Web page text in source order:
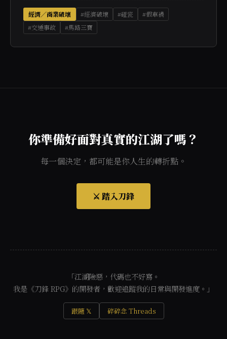
經濟／商業破壞 #經濟破壞 #碰瓷
#假車禍
#交通事故
#馬路三寶
你準備好面對真實的江湖了嗎？
每一個決定，都可能是你人生的轉折點。
⚔️ 踏入刀鋒
「江湖險惡，代碼也不好寫。
我是《刀鋒 RPG》的開發者，歡迎追蹤我的日常與開發進度。」
跟隨 𝕏 碎碎念 Threads